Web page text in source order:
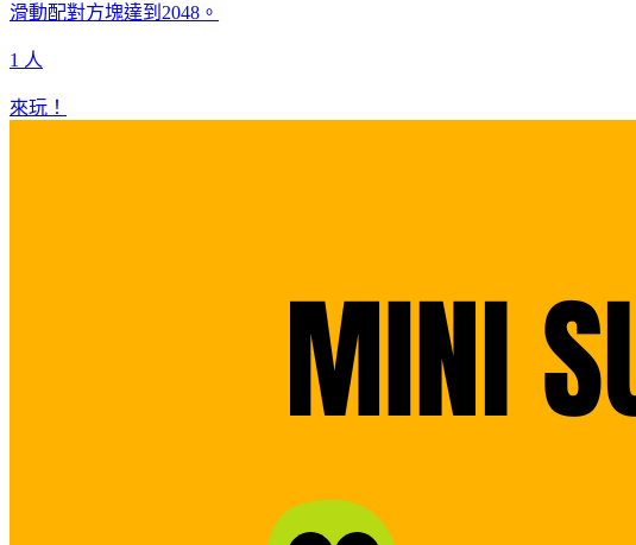
滑動配對方塊達到2048。
1 人
來玩！